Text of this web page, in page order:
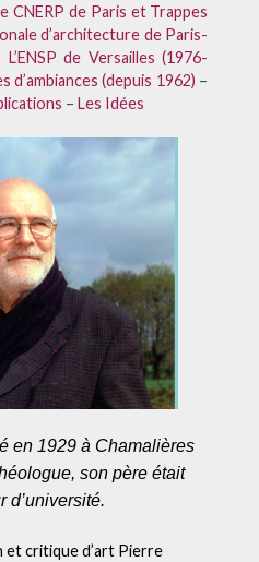
CNERP de Paris et Trappes
d’architecture de Paris-
L’ENSP de Versailles (1976-
d’ambiances (depuis 1962) –
– Les Idées
en 1929 à Chamalières
éologue, son père était
d’université.
et critique d’art Pierre